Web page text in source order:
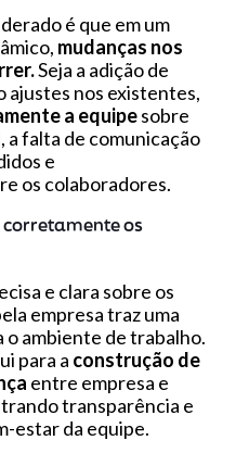
é que em um
mudanças nos
Seja a adição de
ajustes nos existentes,
a equipesobre
a falta de comunicação
e
os colaboradores.
os
e clara sobre os
empresa traz uma
o ambiente de trabalho.
para a construção de
entre empresa e
transparência e
estar da equipe.